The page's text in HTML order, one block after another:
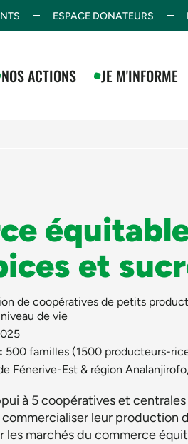
ESPACE DONATEURS
NOS ACTIONS JE M'INFORME
et
de coopératives de petits
de vie
500 familles (1500 producteurs-
Fénerive-Est & région
à 5 coopératives et
leur production
les marchés du commerce